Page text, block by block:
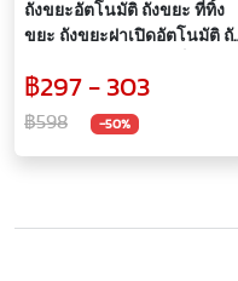
ถังขยะอัตโนมัติ ถังขยะ ที่ทิ้ง
ขยะ ถังขยะฝาเปิดอัตโนมัติ ถั
โหมดคู่อินฟราเรดและโหมด
สัมผัส 13 ลิตร
฿297 - 303
฿598 -50%